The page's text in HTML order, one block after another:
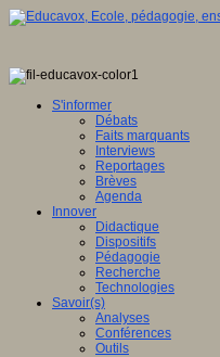
S'informer
Débats
Faits marquants
Interviews
Reportages
Brèves
Agenda
Innover
Didactique
Dispositifs
Pédagogie
Recherche
Technologies
Savoir(s)
Analyses
Conférences
Outils